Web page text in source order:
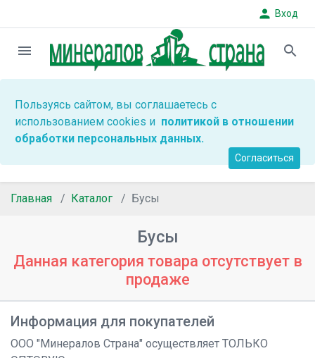
person Вход
menu search
Пользуясь сайтом, вы соглашаетесь с
использованием cookies и политикой в отношении
обработки персональных данных.
Согласиться
Главная Каталог Бусы
Бусы
Данная категория товара отсутствует в
продаже
Информация для покупателей
ООО "Минералов Страна" осуществляет ТОЛЬКО